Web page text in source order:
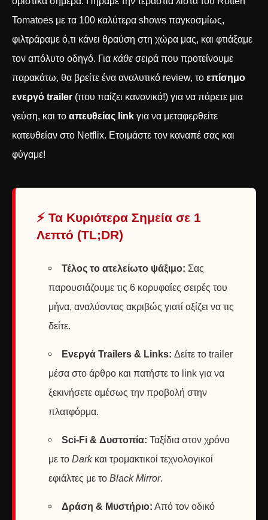
Tomatoes με τα 100 καλύτερα shows παγκοσμίως,
φιλτράραμε ό,τι κάνει θραύση στη χώρα μας, και φτιάξαμε
τον απόλυτο οδηγό. Για κάθε σειρά που προτείνουμε
παρακάτω, θα βρείτε ένα αναλυτικό review, το επίσημο
ενεργό trailer (που παίζει κανονικά!) για να πάρετε μια
γεύση, και το απευθείας link για να μεταφερθείτε
κατευθείαν στο Netflix. Ετοιμάστε τον καναπέ σας και
φύγαμε!
⚡ Τα Κυριότερα Σημεία σε 1
Λεπτό (TL;DR)
Τέλος το ατελείωτο ψάξιμο: Σας
παρουσιάζουμε τις 6 κορυφαίες σειρές του
μήνα, αναλύοντας ακριβώς γιατί αξίζει να τις
δείτε.
Ενεργά Trailers & Links: Δείτε το trailer
μέσα στο άρθρο και πατήστε το link για να
ξεκινήσετε αμέσως την προβολή στην
πλατφόρμα.
Sci-Fi & Δυστοπία: Ταξίδια στον χρόνο
με το Darkκαι τρομακτικοί τεχνολογικοί
εφιάλτες με το Black Mirror.
Δράση & Μυστήριο: Από τον οδικό